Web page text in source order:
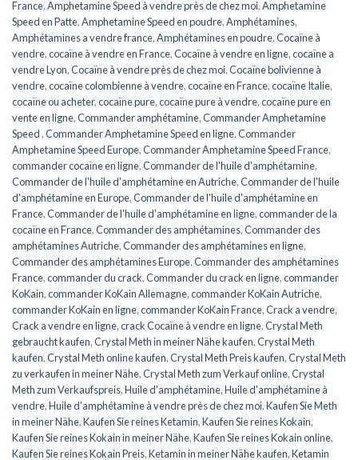
France,Amphetamine Speed à vendre près de chez moi,Amphetamine
Speed en ​​​​Patte,Amphetamine Speed en poudre,Amphétamines,
Amphétamines a vendre france,Amphétamines en poudre,Cocaïne à
vendre,cocaïne à vendre en France,Cocaïne à vendre en ligne,cocaïne a
vendre Lyon,Cocaïne à vendre près de chez moi,Cocaïne bolivienne à
vendre,cocaïne colombienne à vendre,cocaïne en France,cocaïne Italie,
cocaïne ou acheter,cocaïne pure,cocaïne pure à vendre,cocaïne pure en
vente en ligne,Commander amphétamine,Commander Amphetamine
Speed ​​​​,Commander Amphetamine Speed ​​​​en ligne,Commander
Amphetamine Speed ​​​Europe,Commander Amphetamine Speed ​​France,
commander cocaïne en ligne,Commander de l'huile d'amphétamine,
Commander de l'huile d'amphétamine en Autriche,Commander de l'huile
d'amphétamine en Europe,Commander de l'huile d'amphétamine en
France,Commander de l'huile d'amphétamine en ligne,commander de la
cocaïne en France,Commander des amphétamines,Commander des
amphétamines Autriche,Commander des amphétamines en ligne,
Commander des amphétamines Europe,Commander des amphétamines
France,commander du crack,Commander du crack en ligne,commander
KoKain,commander KoKain Allemagne,commander KoKain Autriche,
commander KoKain en ligne,commander KoKain France,Crack a vendre,
Crack a vendre en ligne,crack Cocaïne à vendre en ligne,Crystal Meth
gebraucht kaufen,Crystal Meth in meiner Nähe kaufen,Crystal Meth
kaufen,Crystal Meth online kaufen,Crystal Meth Preis kaufen,Crystal Meth
zu verkaufen in meiner Nähe,Crystal Meth zum Verkauf online,Crystal
Meth zum Verkaufspreis,Huile d'amphétamine,Huile d'amphétamine à
vendre,Huile d'amphétamine à vendre près de chez moi,Kaufen Sie Meth
in meiner Nähe,Kaufen Sie reines Ketamin,Kaufen Sie reines Kokain,
Kaufen Sie reines Kokain in meiner Nähe,Kaufen Sie reines Kokain online,
Kaufen Sie reines Kokain Preis,Ketamin in meiner Nähe kaufen,Ketamin